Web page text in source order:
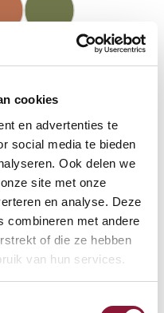
cookies
en advertenties te
social media te bieden
Ook delen we
site met onze
en analyse. Deze
combineren met andere
of die ze hebben
van hun services.